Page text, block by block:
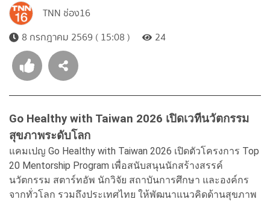
TNN ช่อง16
8 กรกฎาคม 2569 ( 15:08 )
24
Go Healthy with Taiwan 2026 เปิดเวทีนวัตกรรม
สุขภาพระดับโลก
แคมเปญ Go Healthy with Taiwan 2026 เปิดตัวโครงการ Top
20 Mentorship Program เพื่อสนับสนุนนักสร้างสรรค์
นวัตกรรม สตาร์ทอัพ นักวิจัย สถาบันการศึกษา และองค์กร
จากทั่วโลก รวมถึงประเทศไทย ให้พัฒนาแนวคิดด้านสุขภาพ